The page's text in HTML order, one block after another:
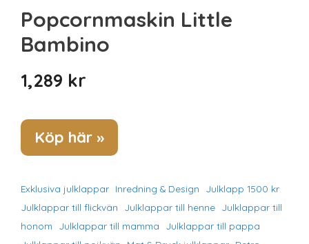
Spel & pussel
Sport & träning
Popcornmaskin Little
Bambino
1,289 kr
Köp här »
Exklusiva julklappar Inredning & Design
Julklapp 1500 kr
Julklappar till flickvän
Julklappar till henne Julklappar till
honom
Julklappar till mamma
Julklappar till pappa